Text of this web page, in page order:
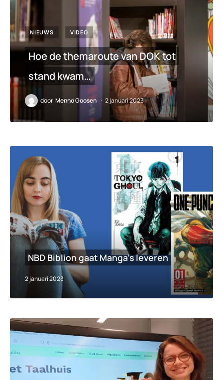
NIEUWS VIDEO
Hoe de themaroute van DOK tot
stand kwam…
door Menno Goosen 2 januari 2023
NBD Biblion gaat Manga’s leveren
2 januari 2023